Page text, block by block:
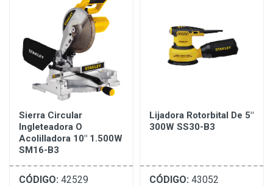
Sierra Circular
Ingleteadora O
Acolilladora 10" 1.500W
SM16-B3
CÓDIGO: 42529
Lijadora Rotorbital De 5"
300W SS30-B3
CÓDIGO: 43052